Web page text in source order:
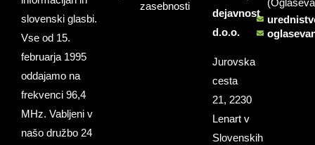
slovenski glasbi.
Vse od 15.
februarja 1995
oddajamo na
frekvenci 96,4
MHz. Vabljeni v
našo družbo 24
zasebnosti
dejavnost
d.o.o.
Jurovska
cesta
21, 2230
Lenart v
Slovenskih